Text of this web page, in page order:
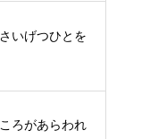
いげつひとを
ろがあらわれ